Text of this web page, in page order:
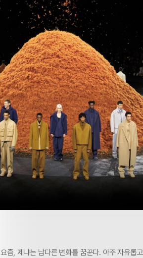
즘, 제냐는 남다른 변화를 꿈꾼다. 아주 자유롭